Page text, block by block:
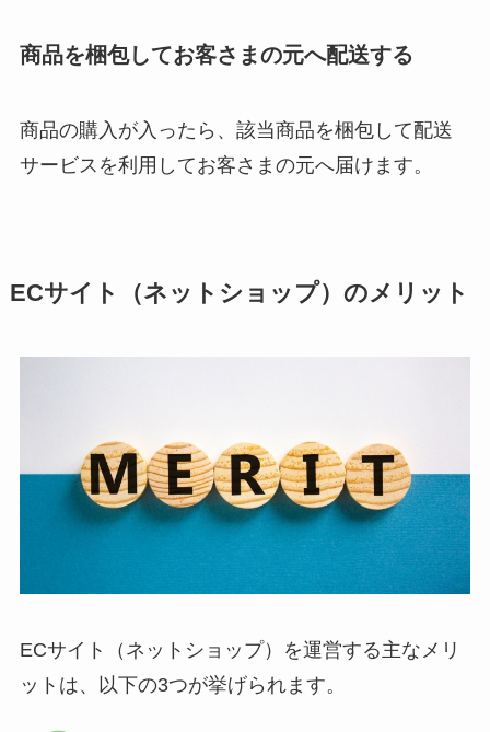
商品を梱包してお客さまの元へ配送する
商品の購入が入ったら、該当商品を梱包して配送
サービスを利用してお客さまの元へ届けます。
ECサイト（ネットショップ）のメリット
ECサイト（ネットショップ）を運営する主なメリ
ットは、以下の3つが挙げられます。